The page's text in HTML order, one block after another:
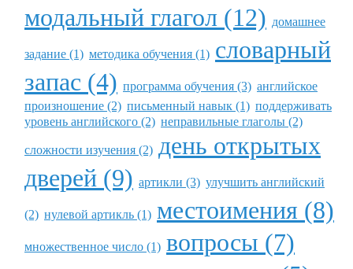
модальный глагол (12) домашнее
задание (1) методика обучения (1) словарный
запас (4) программа обучения (3) английское
произношение (2) письменный навык (1) поддерживать
уровень английского (2) неправильные глаголы (2)
сложности изучения (2) день открытых
дверей (9) артикли (3) улучшить английский
(2) нулевой артикль (1) местоимения (8)
множественное число (1) вопросы (7)